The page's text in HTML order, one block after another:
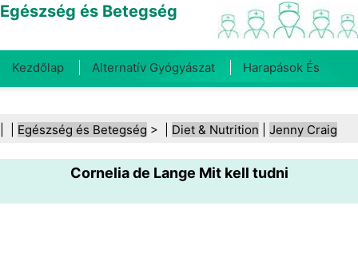
Egészség és Betegség
Kezdőlap Alternatív Gyógyászat Harapások És
Fogegészség Diéta És Táplálkozás Családi
Egészségügyi Ágazat Mentális Egészség
Közegészségügy És Biztonság Sebészet És
Egészség és Betegség > | Diet & Nutrition Jenny Craig
Cornelia de Lange Mit kell tudni